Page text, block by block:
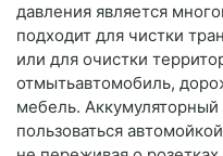
давления является
подходит для чистки
или для очистки
отмытьавтомобиль,
мебель. Аккумуляторный
пользоваться